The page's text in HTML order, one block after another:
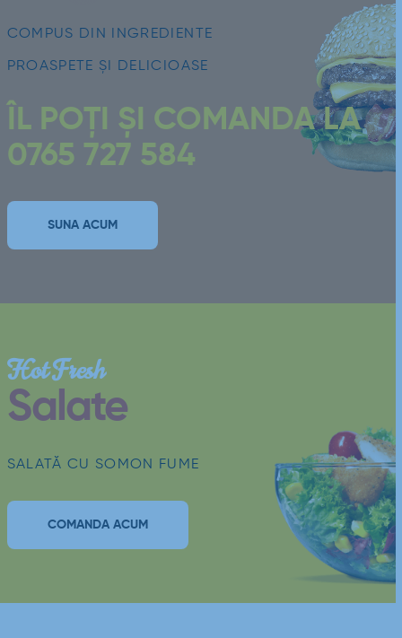
COMPUS DIN INGREDIENTE
PROASPETE ȘI DELICIOASE
ÎL POȚI ȘI COMANDA LA
0765 727 584
SUNA ACUM
Hot Fresh
Salate
SALATĂ CU SOMON FUME
COMANDA ACUM